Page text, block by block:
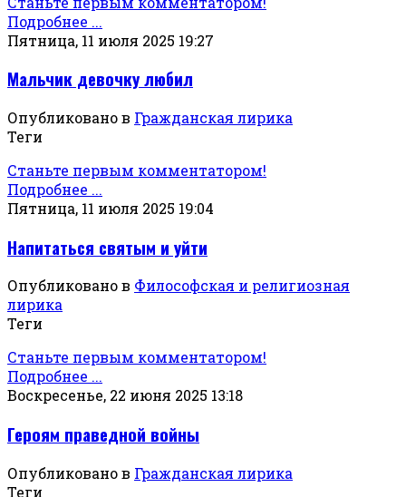
Подробнее ...
Пятница, 11 июля 2025 19:27
Мальчик девочку любил
Опубликовано в Гражданская лирика
Теги
Станьте первым комментатором!
Подробнее ...
Пятница, 11 июля 2025 19:04
Напитаться святым и уйти
Опубликовано в Философская и религиозная
лирика
Теги
Станьте первым комментатором!
Подробнее ...
Воскресенье, 22 июня 2025 13:18
Героям праведной войны
Опубликовано в Гражданская лирика
Теги